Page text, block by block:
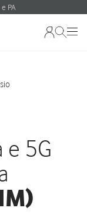
PA
e 5G